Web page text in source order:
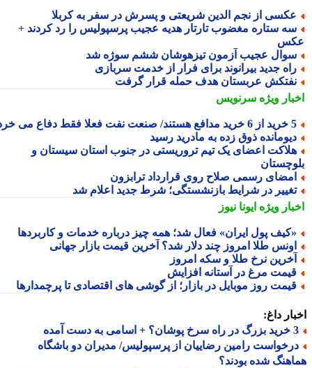
از نجم الدین شریعتی و پسرش در سفر به کربلا
ستاره مغضوب تارتار هدیه عجیب پرسپولیس را رد کردند +
عجیب آزمون تیزهوشان ششم سوژه شد
جدید بیرانوند برای فرار از خدمت سربازی
عربستان هدف حمله قرار گرفت
ویژهسرنویس
ذوق زده به مادرید رسید
اعضای یک تیم تروریستی در جنوب استان سیستان و
رسمی صلاح روی قرارداد ترابزون
در شرایط بازنشستگی؛ شرط جدید اعلام شد
ویژهایونا نیوز
پول ایران» فعال شد؛ همه چیز درباره خدمات و کاربردها
طلا امروز چند دلار شد؟ آخرین قیمت بازار جهانی
نرخ طلا و سکه امروز
مرغ در آستانه افزایش
روز موبایل در بازار؛ از گوشی های اقتصادی تا پرچمدارها
داغ:
رامین رضاییان از پرسپولیس/ مدیران دو باشگاه
شده بودند؟